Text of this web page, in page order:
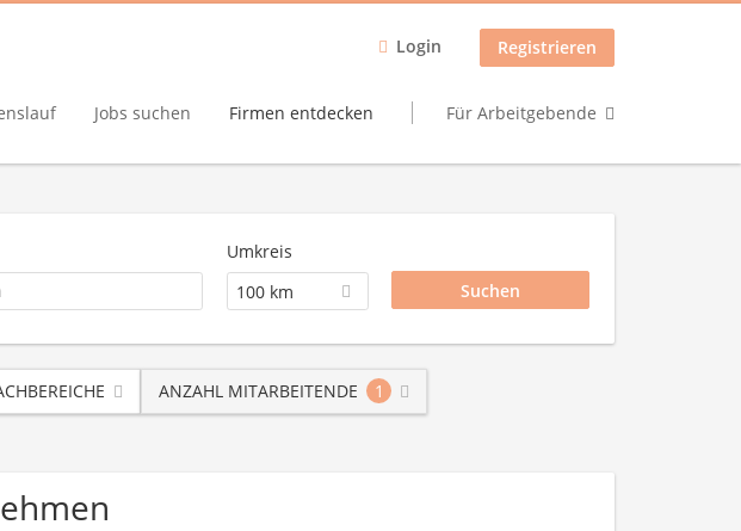
Login Registrieren
Jobs suchen Firmen entdecken Für Arbeitgebende
Umkreis
100 km
ANZAHL MITARBEITENDE 1